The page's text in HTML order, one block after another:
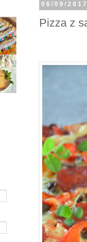
06/09/
Pizza z